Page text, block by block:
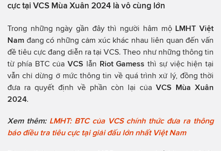
cực tại VCS Mùa Xuân 2024 là vô cùng lớn
Trong những ngày gần đây thì người hâm mộ LMHT Việt
Nam đang có những cảm xúc khác nhau liên quan đến vấn
đề tiêu cực đang diễn ra tại VCS. Theo như những thông tin
từ phía BTC của VCS lẫn Riot Gamess thì sự việc hiện tại
vẫn chỉ dừng ở mức thông tin về quá trình xử lý, đồng thời
đưa ra quyết định về phần còn lại của VCS Mùa Xuân
2024.
Xem thêm: LMHT: BTC của VCS chính thức đưa ra thông
báo điều tra tiêu cực tại giải đấu lớn nhất Việt Nam